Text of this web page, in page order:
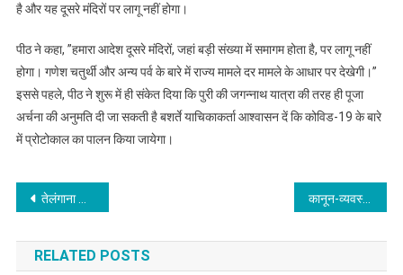
है और यह दूसरे मंदिरों पर लागू नहीं होगा।
पीठ ने कहा, ”हमारा आदेश दूसरे मंदिरों, जहां बड़ी संख्या में समागम होता है, पर लागू नहीं
होगा। गणेश चतुर्थी और अन्य पर्व के बारे में राज्य मामले दर मामले के आधार पर देखेगी।”
इससे पहले, पीठ ने शुरू में ही संकेत दिया कि पुरी की जगन्नाथ यात्रा की तरह ही पूजा
अर्चना की अनुमति दी जा सकती है बशर्ते याचिकाकर्ता आश्वासन दें कि कोविड-19 के बारे
में प्रोटोकाल का पालन किया जायेगा।
Post
navigation
तेलंगाना के श्रीसैलम प्लांट हादसे में 9 की मौत पर पीएम मोदी ने जताया दुःख कानून-व्यवस्था के मुद्दे पर सपा और बसपा के सदस्यों ने किया सदन से बहिर्गमन
RELATED POSTS